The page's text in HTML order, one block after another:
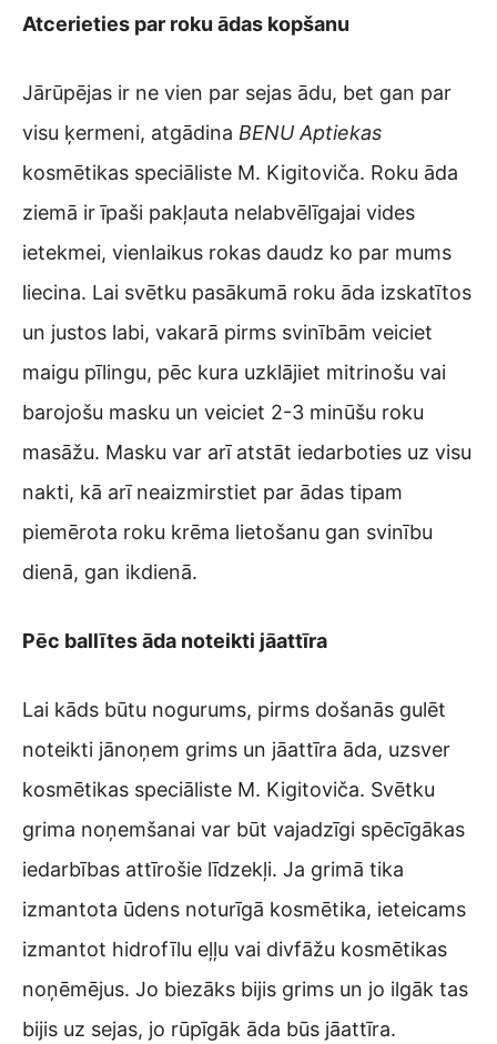
Atcerieties par roku ādas kopšanu
Jārūpējas ir ne vien par sejas ādu, bet gan par
visu ķermeni, atgādina BENU Aptiekas
kosmētikas speciāliste M. Kigitoviča. Roku āda
ziemā ir īpaši pakļauta nelabvēlīgajai vides
ietekmei, vienlaikus rokas daudz ko par mums
liecina. Lai svētku pasākumā roku āda izskatītos
un justos labi, vakarā pirms svinībām veiciet
maigu pīlingu, pēc kura uzklājiet mitrinošu vai
barojošu masku un veiciet 2-3 minūšu roku
masāžu. Masku var arī atstāt iedarboties uz visu
nakti, kā arī neaizmirstiet par ādas tipam
piemērota roku krēma lietošanu gan svinību
dienā, gan ikdienā.
Pēc ballītes āda noteikti jāattīra
Lai kāds būtu nogurums, pirms došanās gulēt
noteikti jānoņem grims un jāattīra āda, uzsver
kosmētikas speciāliste M. Kigitoviča. Svētku
grima noņemšanai var būt vajadzīgi spēcīgākas
iedarbības attīrošie līdzekļi. Ja grimā tika
izmantota ūdens noturīgā kosmētika, ieteicams
izmantot hidrofīlu eļļu vai divfāžu kosmētikas
noņēmējus. Jo biezāks bijis grims un jo ilgāk tas
bijis uz sejas, jo rūpīgāk āda būs jāattīra.